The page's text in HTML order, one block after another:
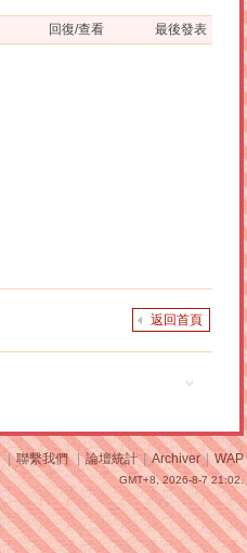
回復/查看 最後發表
返回首頁
| 聯繫我們 | 論壇統計 | Archiver | WAP
GMT+8, 2026-8-7 21:02.